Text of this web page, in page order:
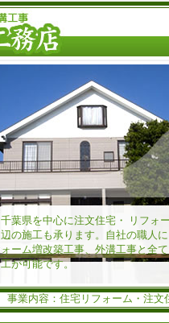
千葉県を中心に注文住宅・ リフォ
辺の施工も承ります。自社の職人
ォーム増改築工事、外溝工事と全
工が可能です。
事業内容：住宅リフォーム・注文